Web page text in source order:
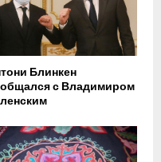
Блинкен
с Владимиром